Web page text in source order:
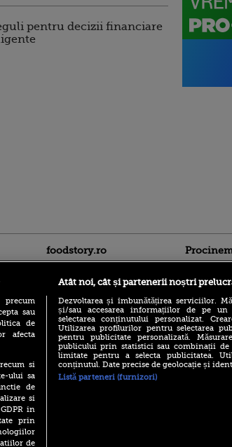
pentru decizii financiare
foodstory.ro
(P) Descoperă Lumea
Evenimentelor din România
cu Transilvania Events!
Emoții
Sebastian
precum
sau
de
afecta
si
ului sa
de
si
in
prin
de
Atât noi, cât și partenerii noștri
Dezvoltarea și îmbunătățirea serviciilor.
și/sau accesarea informațiilor de pe
selectarea conținutului personalizat.
Utilizarea profilurilor pentru selectarea
pentru publicitate personalizată.
publicului prin statistici sau combinații
limitate pentru a selecta publicitatea.
conținutul. Date precise de geolocație și
Listă parteneri (furnizori)